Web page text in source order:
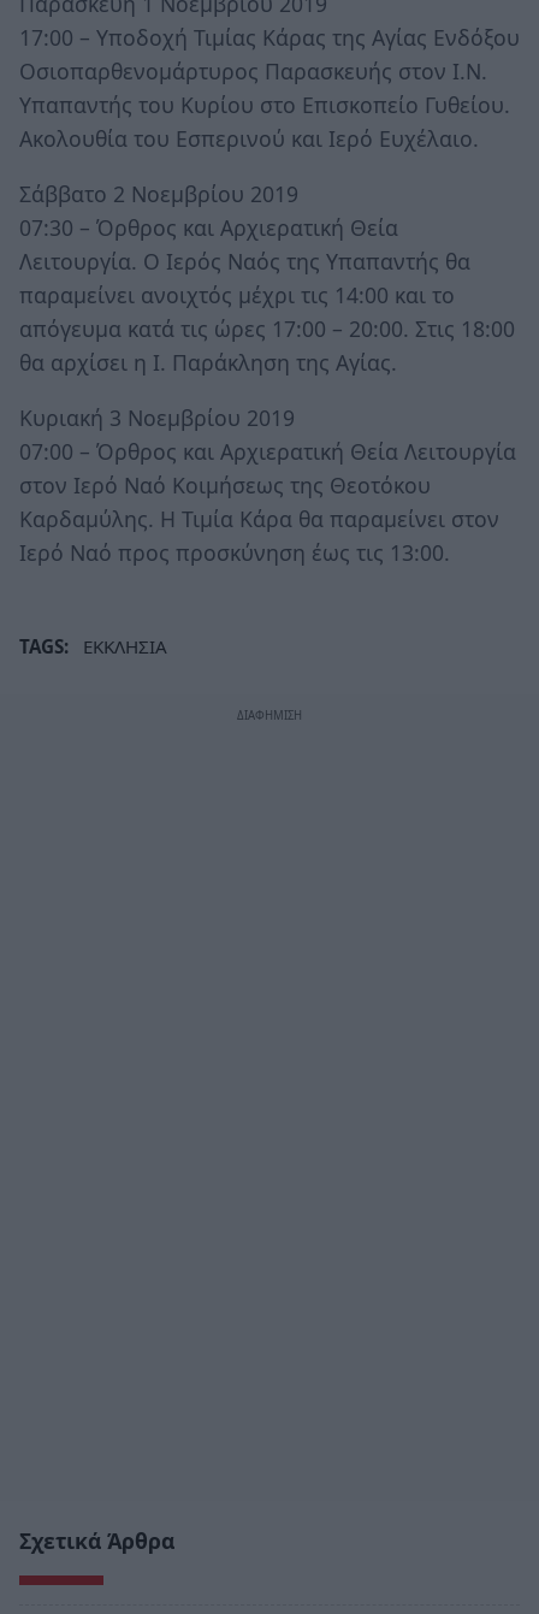
17:00 – Υποδοχή Τιμίας Κάρας της Αγίας Ενδόξου
Οσιοπαρθενομάρτυρος Παρασκευής στον Ι.Ν.
Υπαπαντής του Κυρίου στο Επισκοπείο Γυθείου.
Ακολουθία του Εσπερινού και Ιερό Ευχέλαιο.
Σάββατο 2 Νοεμβρίου 2019
07:30 – Όρθρος και Αρχιερατική Θεία
Λειτουργία. Ο Ιερός Ναός της Υπαπαντής θα
παραμείνει ανοιχτός μέχρι τις 14:00 και το
απόγευμα κατά τις ώρες 17:00 – 20:00. Στις 18:00
θα αρχίσει η Ι. Παράκληση της Αγίας.
Κυριακή 3 Νοεμβρίου 2019
07:00 – Όρθρος και Αρχιερατική Θεία Λειτουργία
στον Ιερό Ναό Κοιμήσεως της Θεοτόκου
Καρδαμύλης. Η Τιμία Κάρα θα παραμείνει στον
Ιερό Ναό προς προσκύνηση έως τις 13:00.
TAGS: ΕΚΚΛΗΣΙΑ
Σχετικά Άρθρα